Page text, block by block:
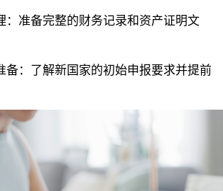
：准备完整的财务记录和资产证明文
备：了解新国家的初始申报要求并提前